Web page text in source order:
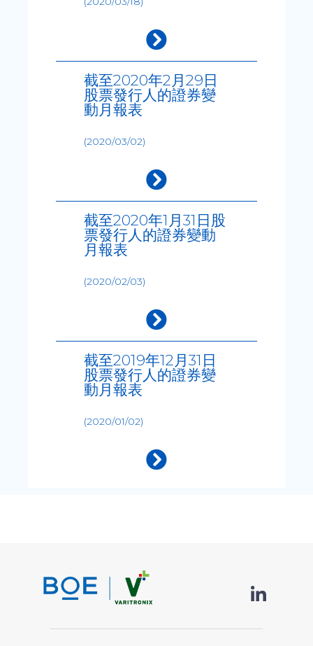
截至2020年2月29日
股票發行人的證券變
動月報表
(2020/03/02)
截至2020年1月31日股
票發行人的證券變動
月報表
(2020/02/03)
截至2019年12月31日
股票發行人的證券變
動月報表
(2020/01/02)